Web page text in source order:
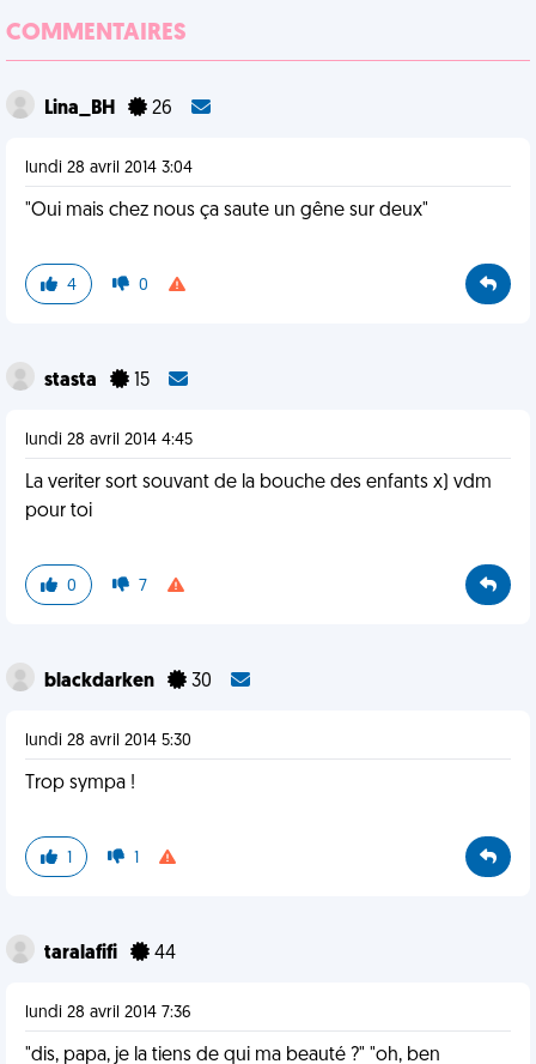
COMMENTAIRES
Lina_BH 26
lundi 28 avril 2014 3:04
"Oui mais chez nous ça saute un gêne sur deux"
4 0
stasta 15
lundi 28 avril 2014 4:45
La veriter sort souvant de la bouche des enfants x) vdm
pour toi
0 7
blackdarken 30
lundi 28 avril 2014 5:30
Trop sympa !
1 1
taralafifi 44
lundi 28 avril 2014 7:36
"dis, papa, je la tiens de qui ma beauté ?" "oh, ben